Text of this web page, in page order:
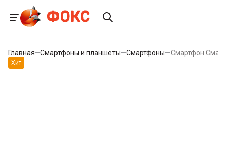
Главная—Смартфоны и планшеты—Смартфоны—Смартфон
Хит